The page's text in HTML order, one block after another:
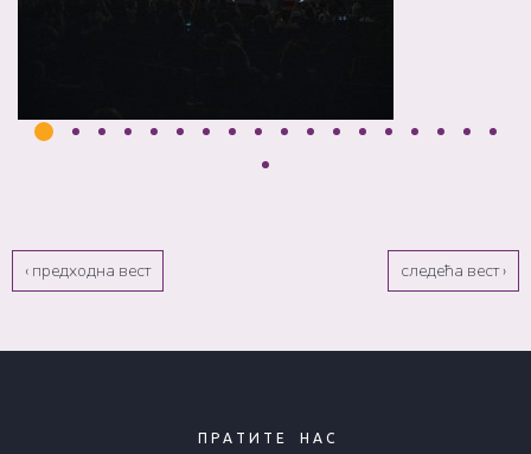
‹ предходна вест следећа вест ›
П Р А Т И Т Е Н А С